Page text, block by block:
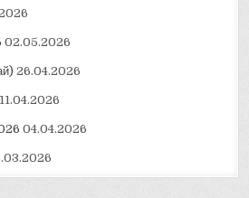
02.05.2026
26.04.2026
11.04.2026
04.04.2026